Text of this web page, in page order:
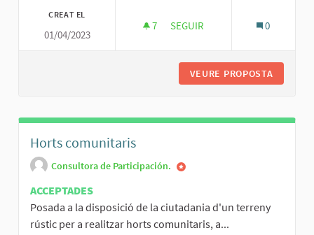
CREAT EL
01/04/2023
7 7 SEGUIDORES
SEGUIR 0
VEURE PROPOSTA
Horts comunitaris
Consultora de Participación.
ACCEPTADES
Posada a la disposició de la ciutadania d'un terreny
rústic per a realitzar horts comunitaris, a...